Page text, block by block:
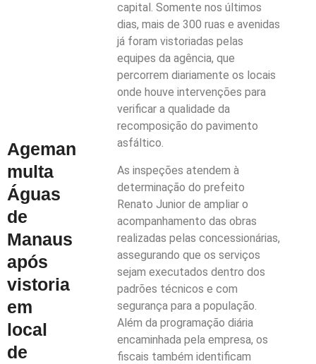
Ageman
multa
Águas
de
Manaus
após
vistoria
em
local
de
capital. Somente nos últimos
dias, mais de 300 ruas e avenidas
já foram vistoriadas pelas
equipes da agência, que
percorrem diariamente os locais
onde houve intervenções para
verificar a qualidade da
recomposição do pavimento
asfáltico.
As inspeções atendem à
determinação do prefeito
Renato Junior de ampliar o
acompanhamento das obras
realizadas pelas concessionárias,
assegurando que os serviços
sejam executados dentro dos
padrões técnicos e com
segurança para a população.
Além da programação diária
encaminhada pela empresa, os
fiscais também identificam